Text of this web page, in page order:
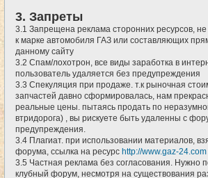
3. Запреты
3.1 Запрещена реклама сторонних ресурсов,
к марке автомобиля ГАЗ или составляющих
данному сайту
3.2 Спам/лохотрон, все виды заработка в
пользователь удаляется без предупреждения
3.3 Спекуляция при продаже. т.к рыночная
запчастей давно сформировалась, нам
реальные цены. пытаясь продать по
втридорога) , вы рискуете быть удаленны с
предупреждения.
3.4 Плагиат. при использовании материалов,
форума, ссылка на ресурс http://www.gaz-24.com
3.5 Частная реклама без согласования. Нужно
клубный форум, несмотря на существования